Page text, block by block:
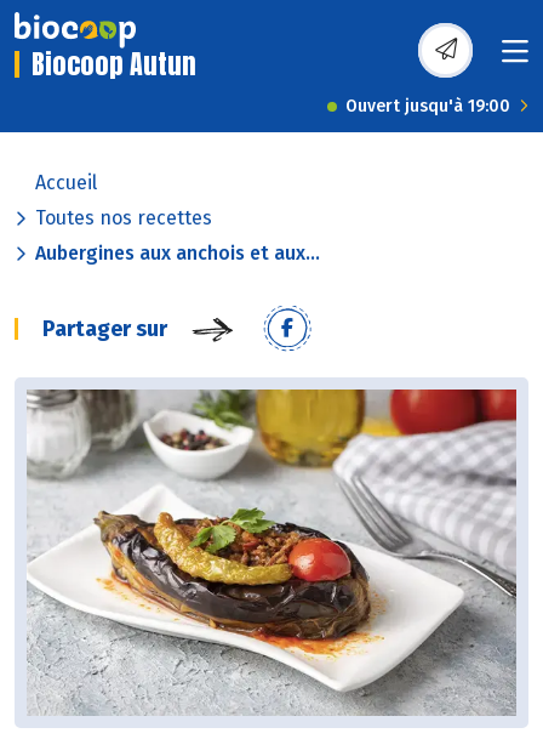
Biocoop Autun
Ouvert jusqu'à 19:00
Accueil
Toutes nos recettes
Aubergines aux anchois et aux...
Partager sur